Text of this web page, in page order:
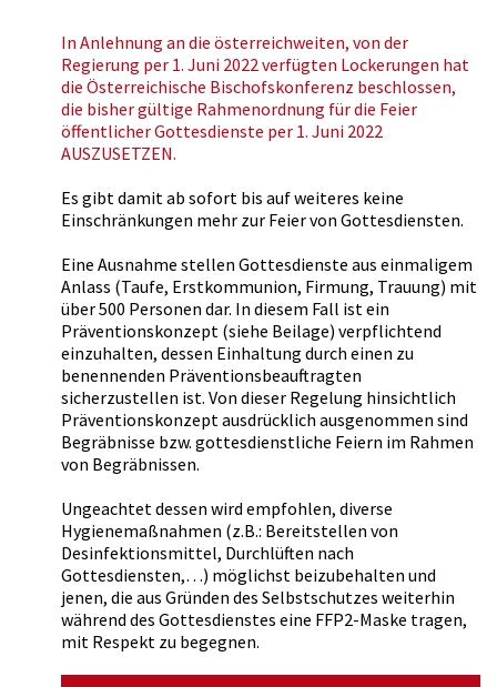
In Anlehnung an die österreichweiten, von der
Regierung per 1. Juni 2022 verfügten Lockerungen hat
die Österreichische Bischofskonferenz beschlossen,
die bisher gültige Rahmenordnung für die Feier
öffentlicher Gottesdienste per 1. Juni 2022
AUSZUSETZEN.
Es gibt damit ab sofort bis auf weiteres keine
Einschränkungen mehr zur Feier von Gottesdiensten.
Eine Ausnahme stellen Gottesdienste aus einmaligem
Anlass (Taufe, Erstkommunion, Firmung, Trauung) mit
über 500 Personen dar. In diesem Fall ist ein
Präventionskonzept (siehe Beilage) verpflichtend
einzuhalten, dessen Einhaltung durch einen zu
benennenden Präventionsbeauftragten
sicherzustellen ist. Von dieser Regelung hinsichtlich
Präventionskonzept ausdrücklich ausgenommen sind
Begräbnisse bzw. gottesdienstliche Feiern im Rahmen
von Begräbnissen.
Ungeachtet dessen wird empfohlen, diverse
Hygienemaßnahmen (z.B.: Bereitstellen von
Desinfektionsmittel, Durchlüften nach
Gottesdiensten,…) möglichst beizubehalten und
jenen, die aus Gründen des Selbstschutzes weiterhin
während des Gottesdienstes eine FFP2-Maske tragen,
mit Respekt zu begegnen.